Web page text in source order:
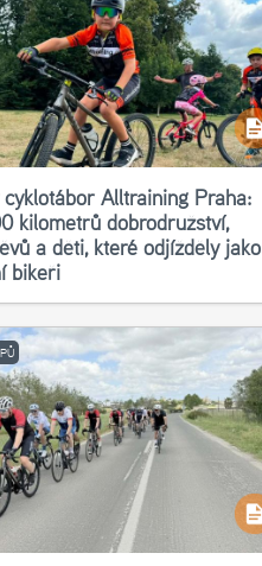
Alltraining Praha:
kilometrů dobrodružství,
a děti, které odjížděly jako
bikeři